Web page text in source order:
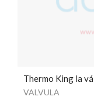
Thermo King la
VALVULA